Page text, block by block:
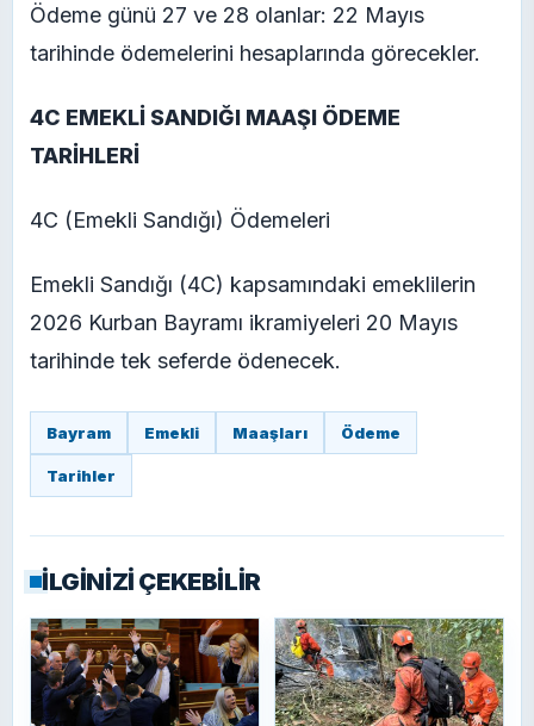
Ödeme günü 27 ve 28 olanlar: 22 Mayıs
tarihinde ödemelerini hesaplarında görecekler.
4C EMEKLİ SANDIĞI MAAŞI ÖDEME
TARİHLERİ
4C (Emekli Sandığı) Ödemeleri
Emekli Sandığı (4C) kapsamındaki emeklilerin
2026 Kurban Bayramı ikramiyeleri 20 Mayıs
tarihinde tek seferde ödenecek.
Bayram Emekli Maaşları Ödeme
Tarihler
İLGİNİZİ ÇEKEBİLİR